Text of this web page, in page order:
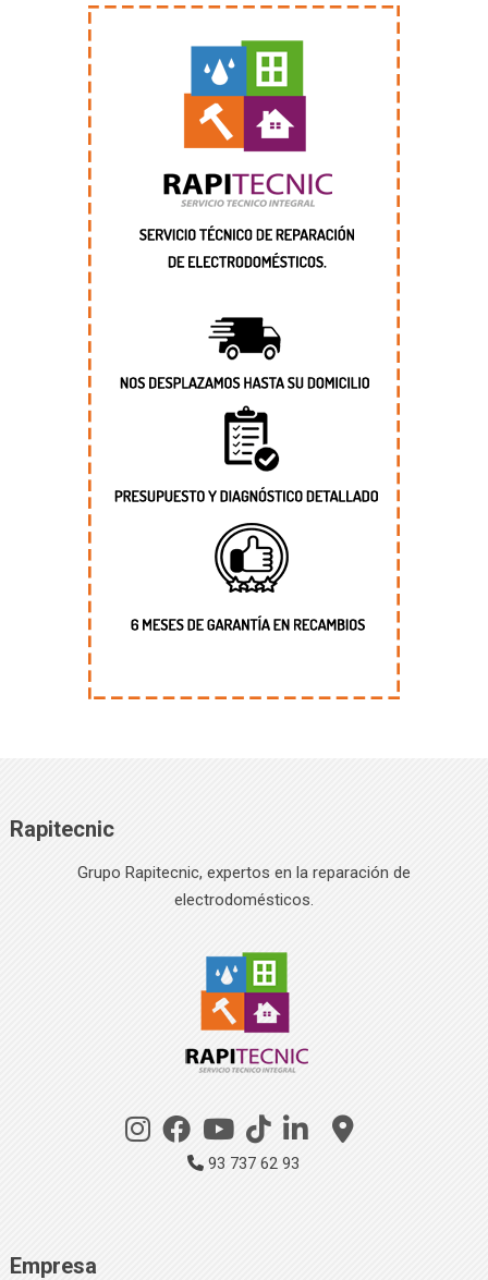
Rapitecnic
Grupo Rapitecnic, expertos en la reparación de
electrodomésticos.
93 737 62 93
Empresa